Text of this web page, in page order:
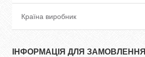
Країна виробник
ІНФОРМАЦІЯ ДЛЯ ЗАМОВЛЕННЯ